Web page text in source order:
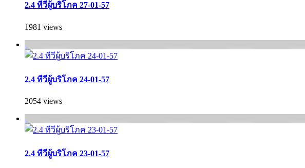
2.4 ทีวีผู้บริโภค 27-01-57
1981 views
2.4 ทีวีผู้บริโภค 24-01-57
2054 views
2.4 ทีวีผู้บริโภค 23-01-57